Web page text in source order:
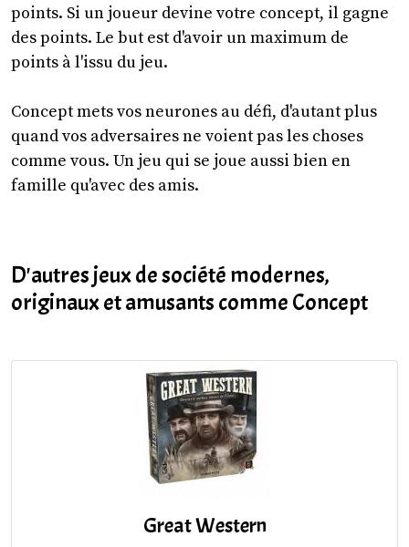
points. Si un joueur devine votre concept, il gagne
des points. Le but est d'avoir un maximum de
points à l'issu du jeu.
Concept mets vos neurones au défi, d'autant plus
quand vos adversaires ne voient pas les choses
comme vous. Un jeu qui se joue aussi bien en
famille qu'avec des amis.
D'autres jeux de société modernes,
originaux et amusants comme Concept
Great Western